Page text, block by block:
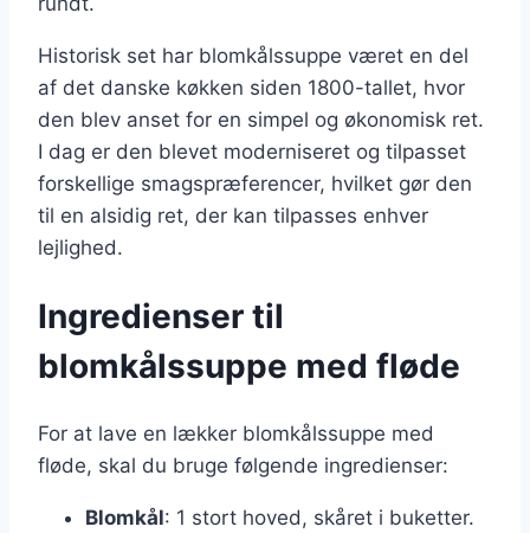
Historisk set har blomkålssuppe været en del
af det danske køkken siden 1800-tallet, hvor
den blev anset for en simpel og økonomisk ret.
I dag er den blevet moderniseret og tilpasset
forskellige smagspræferencer, hvilket gør den
til en alsidig ret, der kan tilpasses enhver
lejlighed.
Ingredienser til
blomkålssuppe med fløde
For at lave en lækker blomkålssuppe med
fløde, skal du bruge følgende ingredienser:
Blomkål: 1 stort hoved, skåret i buketter.